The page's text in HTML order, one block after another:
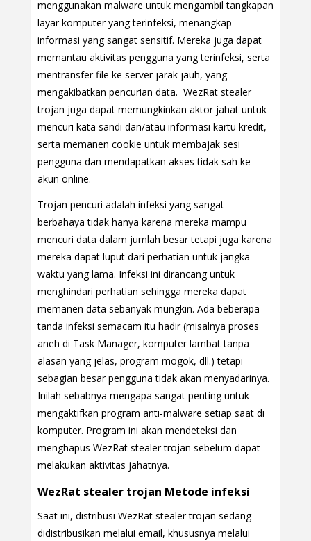
menggunakan malware untuk mengambil tangkapan
layar komputer yang terinfeksi, menangkap
informasi yang sangat sensitif. Mereka juga dapat
memantau aktivitas pengguna yang terinfeksi, serta
mentransfer file ke server jarak jauh, yang
mengakibatkan pencurian data. WezRat stealer
trojan juga dapat memungkinkan aktor jahat untuk
mencuri kata sandi dan/atau informasi kartu kredit,
serta memanen cookie untuk membajak sesi
pengguna dan mendapatkan akses tidak sah ke
akun online.
Trojan pencuri adalah infeksi yang sangat
berbahaya tidak hanya karena mereka mampu
mencuri data dalam jumlah besar tetapi juga karena
mereka dapat luput dari perhatian untuk jangka
waktu yang lama. Infeksi ini dirancang untuk
menghindari perhatian sehingga mereka dapat
memanen data sebanyak mungkin. Ada beberapa
tanda infeksi semacam itu hadir (misalnya proses
aneh di Task Manager, komputer lambat tanpa
alasan yang jelas, program mogok, dll.) tetapi
sebagian besar pengguna tidak akan menyadarinya.
Inilah sebabnya mengapa sangat penting untuk
mengaktifkan program anti-malware setiap saat di
komputer. Program ini akan mendeteksi dan
menghapus WezRat stealer trojan sebelum dapat
melakukan aktivitas jahatnya.
WezRat stealer trojan Metode infeksi
Saat ini, distribusi WezRat stealer trojan sedang
didistribusikan melalui email, khususnya melalui